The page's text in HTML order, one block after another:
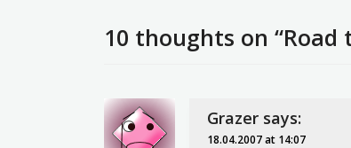
10 thoughts on
Grazer says:
18.04.2007 at 14:07